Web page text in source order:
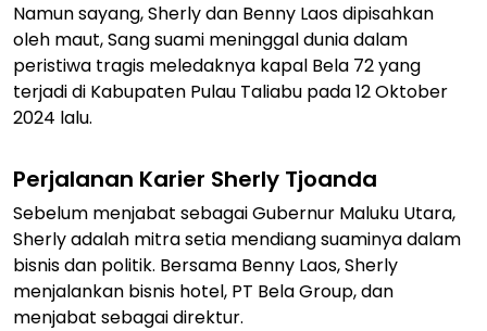
Namun sayang, Sherly dan Benny Laos dipisahkan
oleh maut, Sang suami meninggal dunia dalam
peristiwa tragis meledaknya kapal Bela 72 yang
terjadi di Kabupaten Pulau Taliabu pada 12 Oktober
2024 lalu.
Perjalanan Karier Sherly Tjoanda
Sebelum menjabat sebagai Gubernur Maluku Utara,
Sherly adalah mitra setia mendiang suaminya dalam
bisnis dan politik. Bersama Benny Laos, Sherly
menjalankan bisnis hotel, PT Bela Group, dan
menjabat sebagai direktur.